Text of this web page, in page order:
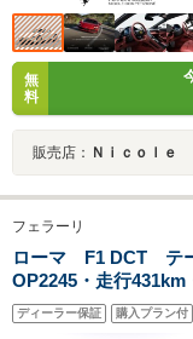
無
料
販売店： Ｎｉｃｏｌｅ
フェラーリ
ローマ F1 DCT テ
OP2245・走行
ステムパッケージ・
アルモードサスペン
ディーラー保証 購入プラン付